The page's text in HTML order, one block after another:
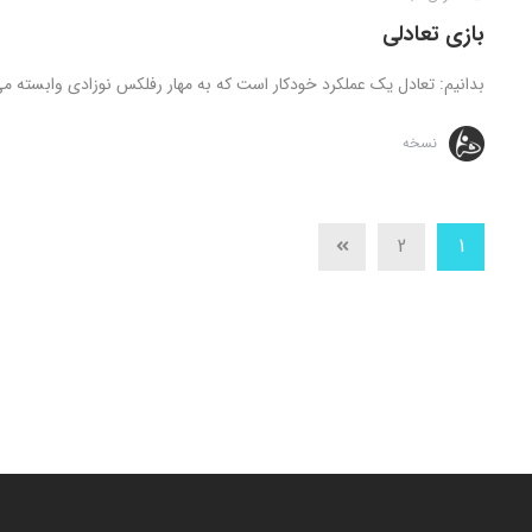
بازی تعادلی
بدانیم: تعادل یک عملکرد خودکار است که به مهار رفلکس نوزادی
نسخه
1
2